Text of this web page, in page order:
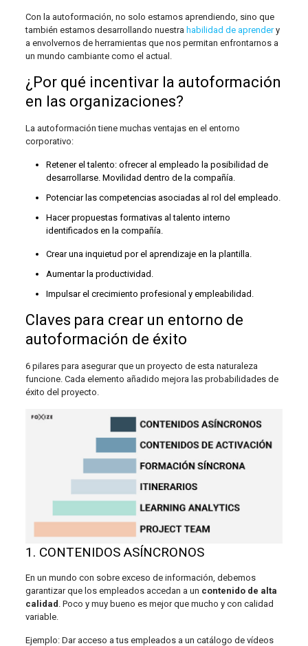
Con la autoformación, no solo estamos aprendiendo, sino que
también estamos desarrollando nuestra habilidad de aprendery
a envolvernos de herramientas que nos permitan enfrontarnos a
un mundo cambiante como el actual.
¿Por qué incentivar la autoformación
en las organizaciones?
La autoformación tiene muchas ventajas en el entorno
corporativo:
Retener el talento: ofrecer al empleado la posibilidad de
desarrollarse. Movilidad dentro de la compañía.
Potenciar las competencias asociadas al rol del empleado.
Hacer propuestas formativas al talento interno
identificados en la compañía.
Crear una inquietud por el aprendizaje en la plantilla.
Aumentar la productividad.
Impulsar el crecimiento profesional y empleabilidad.
Claves para crear un entorno de
autoformación de éxito
6 pilares para asegurar que un proyecto de esta naturaleza
funcione. Cada elemento añadido mejora las probabilidades de
éxito del proyecto.
1. CONTENIDOS ASÍNCRONOS
En un mundo con sobre exceso de información, debemos
garantizar que los empleados accedan a un contenido de alta
calidad . Poco y muy bueno es mejor que mucho y con calidad
variable.
Ejemplo: Dar acceso a tus empleados a un catálogo de vídeos